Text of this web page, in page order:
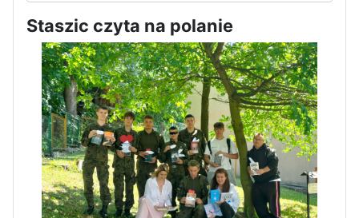
Staszic czyta na polanie